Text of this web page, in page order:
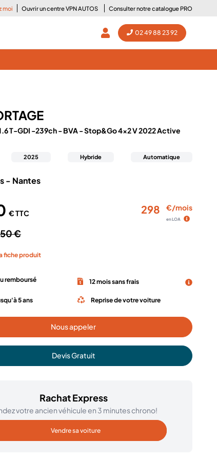
moi Ouvrir un centre VPN AUTOS Consulter notre catalogue PRO
02 49 88 23 92
T-GDI -239ch - BVA - Stop&Go 4x2 V 2022 Active
2025 Hybride Automatique
- Nantes
€ TTC
€
298 €/mois
en LOA
fiche produit
remboursé 12 mois sans frais
5 ans Reprise de votre voiture
Nous appeler
Devis Gratuit
Rachat Express
votre ancien véhicule en 3 minutes chrono!
Vendre sa voiture